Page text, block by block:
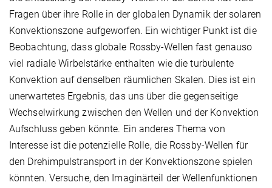
Fragen über ihre Rolle in der globalen Dynamik der solaren
Konvektionszone aufgeworfen. Ein wichtiger Punkt ist die
Beobachtung, dass globale Rossby-Wellen fast genauso
viel radiale Wirbelstärke enthalten wie die turbulente
Konvektion auf denselben räumlichen Skalen. Dies ist ein
unerwartetes Ergebnis, das uns über die gegenseitige
Wechselwirkung zwischen den Wellen und der Konvektion
Aufschluss geben könnte. Ein anderes Thema von
Interesse ist die potenzielle Rolle, die Rossby-Wellen für
den Drehimpulstransport in der Konvektionszone spielen
könnten. Versuche, den Imaginärteil der Wellenfunktionen